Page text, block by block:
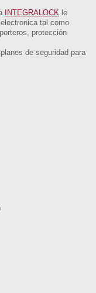
INTEGRALOCK le
tal como
protección
de seguridad para